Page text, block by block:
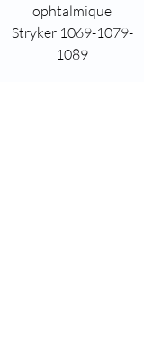
ophtalmique
Stryker 1069-1079-
1089